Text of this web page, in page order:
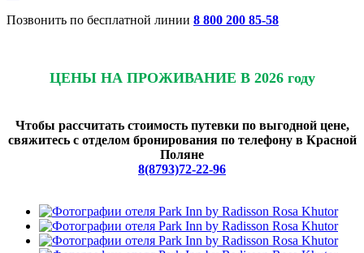
Позвонить по бесплатной линии 8 800 200 85-58
ЦЕНЫ НА ПРОЖИВАНИЕ В 2026 году
Чтобы рассчитать стоимость путевки по выгодной цене,
свяжитесь с отделом бронирования по телефону в Красной
Поляне
8(8793)72-22-96